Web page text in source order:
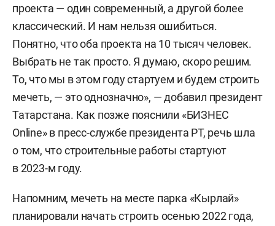
проекта — один современный, а другой более
классический. И нам нельзя ошибиться.
Понятно, что оба проекта на 10 тысяч человек.
Выбрать не так просто. Я думаю, скоро решим.
То, что мы в этом году стартуем и будем строить
мечеть, — это однозначно», — добавил президент
Татарстана. Как позже пояснили «БИЗНЕС
Online» в пресс-службе президента РТ, речь шла
о том, что строительные работы стартуют
в 2023-м году.
Напомним, мечеть на месте парка «Кырлай»
планировали начать строить осенью 2022 года,